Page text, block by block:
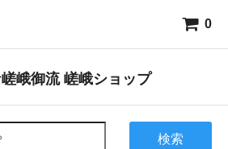
0
峨御流 嵯峨ショップ
検索